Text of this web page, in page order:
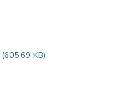
(605.69 KB)